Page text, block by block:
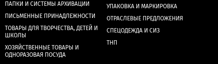
ПАПКИ И СИСТЕМЫ АРХИВАЦИИ
ПИСЬМЕННЫЕ ПРИНАДЛЕЖНОСТИ
ТОВАРЫ ДЛЯ ТВОРЧЕСТВА, ДЕТЕЙ И
ШКОЛЫ
ХОЗЯЙСТВЕННЫЕ ТОВАРЫ И
ОДНОРАЗОВАЯ ПОСУДА
УПАКОВКА И МАРКИРОВКА
ОТРАСЛЕВЫЕ ПРЕДЛОЖЕНИЯ
СПЕЦОДЕЖДА И СИЗ
ТНП